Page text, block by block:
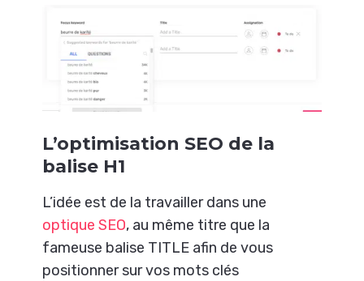
L’optimisation SEO de la
balise H1
L’idée est de la travailler dans une
optique SEO, au même titre que la
fameuse balise TITLE afin de vous
positionner sur vos mots clés